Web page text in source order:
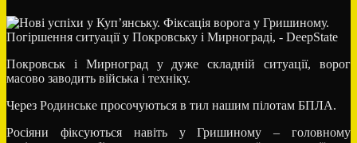
Покровськ і Мирноград у дуже складній ситуації, ворог
масово заводить війська і техніку.
Через Родинське просочуються в тил нашим пілотам БПЛА.
Росіяни фіксуються навіть у Гришиному – головному